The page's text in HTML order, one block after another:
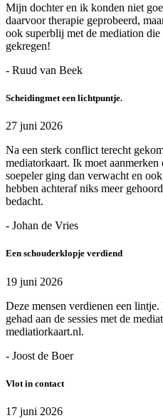
Mijn dochter en ik konden niet
daarvoor therapie geprobeerd,
ook superblij met de mediation
gekregen!
- Ruud van Beek
Scheidingmet een lichtpuntje.
27 juni 2026
Na een sterk conflict terecht
mediatorkaart. Ik moet
soepeler ging dan verwacht en
hebben achteraf niks meer
bedacht.
- Johan de Vries
Een schouderklopje verdiend
19 juni 2026
Deze mensen verdienen een
gehad aan de sessies met de
mediatiorkaart.nl.
- Joost de Boer
Vlot in contact
17 juni 2026